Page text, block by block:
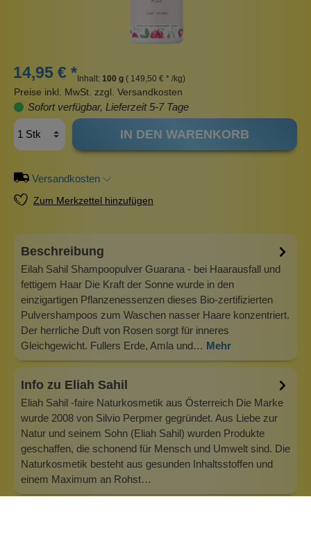
14,95 € *Inhalt: 100 g ( 149,50 € * /kg)
Preise inkl. MwSt. zzgl. Versandkosten
Sofort verfügbar, Lieferzeit 5-7 Tage
IN DEN WARENKORB
Versandkosten
Zum Merkzettel hinzufügen
Beschreibung
Eilah Sahil Shampoopulver Guarana - bei Haarausfall und
fettigem Haar Die Kraft der Sonne wurde in den
einzigartigen Pflanzenessenzen dieses Bio-zertifizierten
Pulvershampoos zum Waschen nasser Haare konzentriert.
Der herrliche Duft von Rosen sorgt für inneres
Gleichgewicht. Fullers Erde, Amla und… Mehr
Info zu Eliah Sahil
Eliah Sahil -faire Naturkosmetik aus Österreich Die Marke
wurde 2008 von Silvio Perpmer gegründet. Aus Liebe zur
Natur und seinem Sohn (Eliah Sahil) wurden Produkte
geschaffen, die schonend für Mensch und Umwelt sind. Die
Naturkosmetik besteht aus gesunden Inhaltsstoffen und
einem Maximum an Rohst…